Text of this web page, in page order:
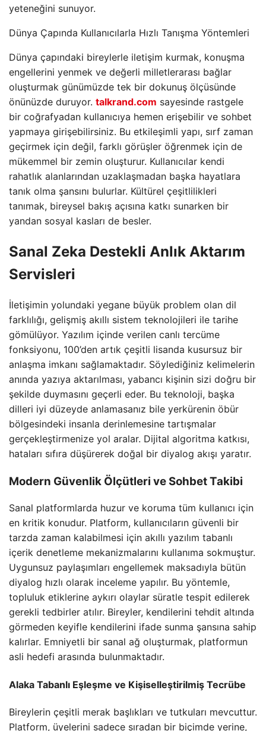
yeteneğini sunuyor.
Dünya Çapında Kullanıcılarla Hızlı Tanışma Yöntemleri
Dünya çapındaki bireylerle iletişim kurmak, konuşma
engellerini yenmek ve değerli milletlerarası bağlar
oluşturmak günümüzde tek bir dokunuş ölçüsünde
önünüzde duruyor. talkrand.com sayesinde rastgele
bir coğrafyadan kullanıcıya hemen erişebilir ve sohbet
yapmaya girişebilirsiniz. Bu etkileşimli yapı, sırf zaman
geçirmek için değil, farklı görüşler öğrenmek için de
mükemmel bir zemin oluşturur. Kullanıcılar kendi
rahatlık alanlarından uzaklaşmadan başka hayatlara
tanık olma şansını bulurlar. Kültürel çeşitlilikleri
tanımak, bireysel bakış açısına katkı sunarken bir
yandan sosyal kasları de besler.
Sanal Zeka Destekli Anlık Aktarım
Servisleri
İletişimin yolundaki yegane büyük problem olan dil
farklılığı, gelişmiş akıllı sistem teknolojileri ile tarihe
gömülüyor. Yazılım içinde verilen canlı tercüme
fonksiyonu, 100’den artık çeşitli lisanda kusursuz bir
anlaşma imkanı sağlamaktadır. Söylediğiniz kelimelerin
anında yazıya aktarılması, yabancı kişinin sizi doğru bir
şekilde duymasını geçerli eder. Bu teknoloji, başka
dilleri iyi düzeyde anlamasanız bile yerkürenin öbür
bölgesindeki insanla derinlemesine tartışmalar
gerçekleştirmenize yol aralar. Dijital algoritma katkısı,
hataları sıfıra düşürerek doğal bir diyalog akışı yaratır.
Modern Güvenlik Ölçütleri ve Sohbet Takibi
Sanal platformlarda huzur ve koruma tüm kullanıcı için
en kritik konudur. Platform, kullanıcıların güvenli bir
tarzda zaman kalabilmesi için akıllı yazılım tabanlı
içerik denetleme mekanizmalarını kullanıma sokmuştur.
Uygunsuz paylaşımları engellemek maksadıyla bütün
diyalog hızlı olarak inceleme yapılır. Bu yöntemle,
topluluk etiklerine aykırı olaylar süratle tespit edilerek
gerekli tedbirler atılır. Bireyler, kendilerini tehdit altında
görmeden keyifle kendilerini ifade sunma şansına sahip
kalırlar. Emniyetli bir sanal ağ oluşturmak, platformun
asli hedefi arasında bulunmaktadır.
Alaka Tabanlı Eşleşme ve Kişiselleştirilmiş Tecrübe
Bireylerin çeşitli merak başlıkları ve tutkuları mevcuttur.
Platform, üyelerini sadece sıradan bir biçimde yerine,